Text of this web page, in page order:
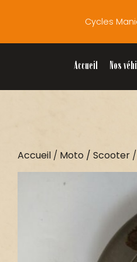
Cycles
Accueil Nos
Accueil / Moto / Scooter /